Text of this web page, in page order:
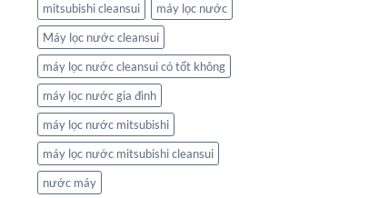
mitsubishi cleansui
máy lọc nước
Máy lọc nước cleansui
máy lọc nước cleansui có tốt không
máy lọc nước gia đình
máy lọc nước mitsubishi
máy lọc nước mitsubishi cleansui
nước máy